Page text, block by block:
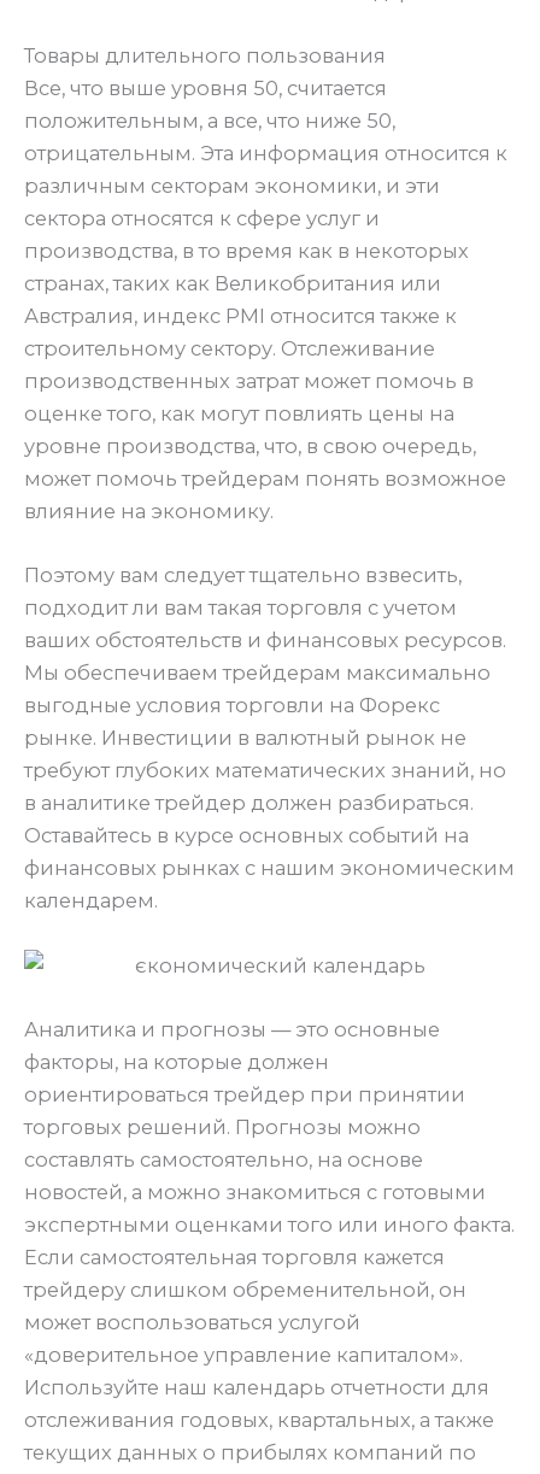
Товары длительного пользования
Все, что выше уровня 50, считается
положительным, а все, что ниже 50,
отрицательным. Эта информация относится к
различным секторам экономики, и эти
сектора относятся к сфере услуг и
производства, в то время как в некоторых
странах, таких как Великобритания или
Австралия, индекс PMI относится также к
строительному сектору. Отслеживание
производственных затрат может помочь в
оценке того, как могут повлиять цены на
уровне производства, что, в свою очередь,
может помочь трейдерам понять возможное
влияние на экономику.
Поэтому вам следует тщательно взвесить,
подходит ли вам такая торговля с учетом
ваших обстоятельств и финансовых ресурсов.
Мы обеспечиваем трейдерам максимально
выгодные условия торговли на Форекс
рынке. Инвестиции в валютный рынок не
требуют глубоких математических знаний, но
в аналитике трейдер должен разбираться.
Оставайтесь в курсе основных событий на
финансовых рынках с нашим экономическим
календарем.
Аналитика и прогнозы — это основные
факторы, на которые должен
ориентироваться трейдер при принятии
торговых решений. Прогнозы можно
составлять самостоятельно, на основе
новостей, а можно знакомиться с готовыми
экспертными оценками того или иного факта.
Если самостоятельная торговля кажется
трейдеру слишком обременительной, он
может воспользоваться услугой
«доверительное управление капиталом».
Используйте наш календарь отчетности для
отслеживания годовых, квартальных, а также
текущих данных о прибылях компаний по